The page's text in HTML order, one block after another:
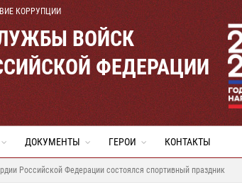
КОРРУПЦИИ
ВОЙСК
ФЕДЕРАЦИИ
ДОКУМЕНТЫ ГЕРОИ КОНТАКТЫ
Российской Федерации состоялся спортивный праздник